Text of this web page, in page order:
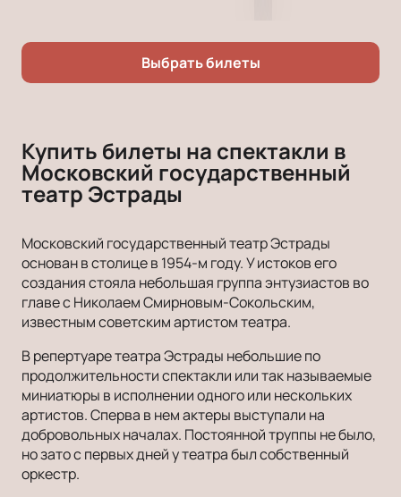
Выбрать билеты
Купить билеты на спектакли в
Московский государственный
театр Эстрады
Московский государственный театр Эстрады
основан в столице в 1954-м году. У истоков его
создания стояла небольшая группа энтузиастов во
главе с Николаем Смирновым-Сокольским,
известным советским артистом театра.
В репертуаре театра Эстрады небольшие по
продолжительности спектакли или так называемые
миниатюры в исполнении одного или нескольких
артистов. Сперва в нем актеры выступали на
добровольных началах. Постоянной труппы не было,
но зато с первых дней у театра был собственный
оркестр.